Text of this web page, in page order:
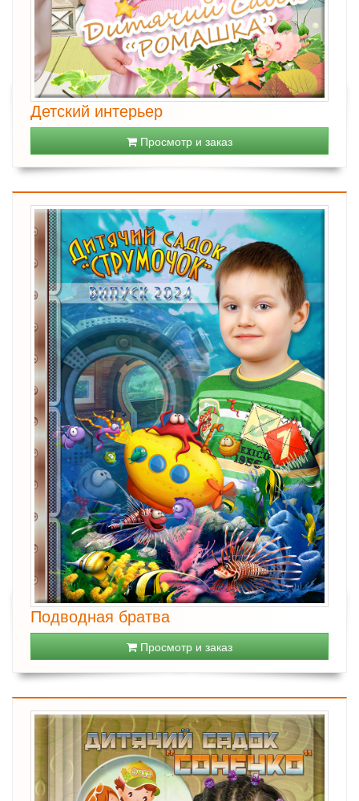
Детский интерьер
Просмотр и заказ
Подводная братва
Просмотр и заказ